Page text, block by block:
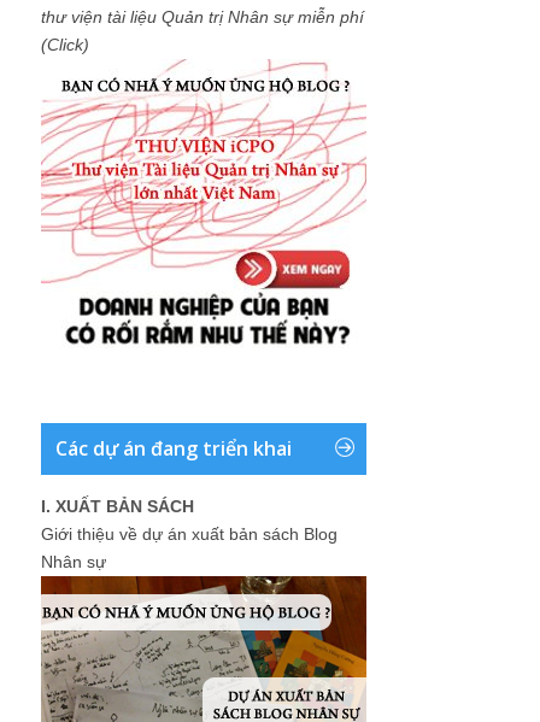
thư viện tài liệu Quản trị Nhân sự miễn phí
(Click)
Các dự án đang triển khai
I. XUẤT BẢN SÁCH
Giới thiệu về dự án xuất bản sách Blog
Nhân sự